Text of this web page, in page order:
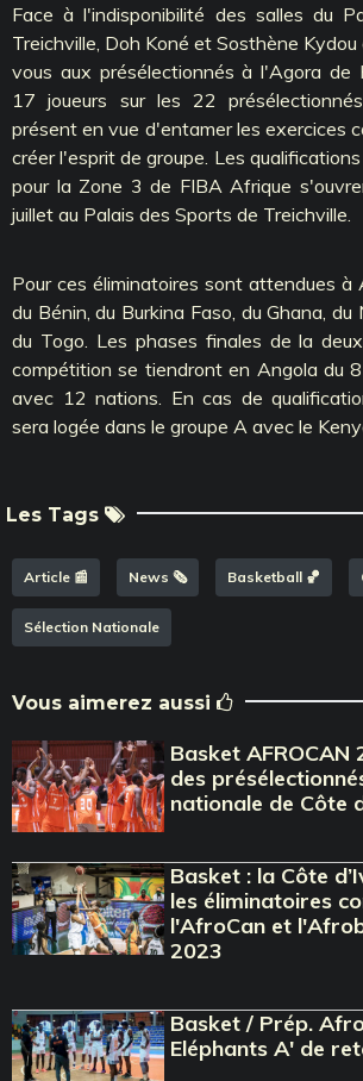
Face à l'indisponibilité des salles du
Treichville, Doh Koné et Sosthène
vous aux présélectionnés à l'Agora de
17 joueurs sur les 22
présent en vue d'entamer les exercices
créer l'esprit de groupe. Les
pour la Zone 3 de FIBA Afrique
juillet au Palais des Sports de Treichville.
Pour ces éliminatoires sont attendues à
du Bénin, du Burkina Faso, du Ghana,
du Togo. Les phases finales de la
compétition se tiendront en Angola du
avec 12 nations. En cas de
sera logée dans le groupe A avec le
Les Tags
Article 📰 News 🗞️ Basketball 🏀
Sélection Nationale
Vous aimerez aussi
Basket AFROCAN
des
nationale de Côte
Basket : la Côte
les éliminatoires
l'AfroCan et
2023
Basket / Prép.
Eléphants A' de